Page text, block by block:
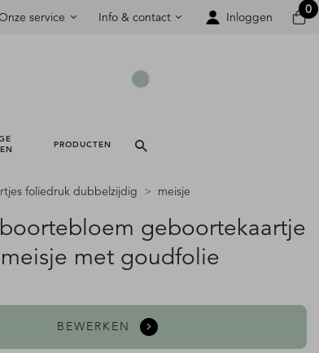
service Info & contact Inloggen
0
PRODUCTEN
foliedruk dubbelzijdig meisje
geboortekaartje
met goudfolie
BEWERKEN